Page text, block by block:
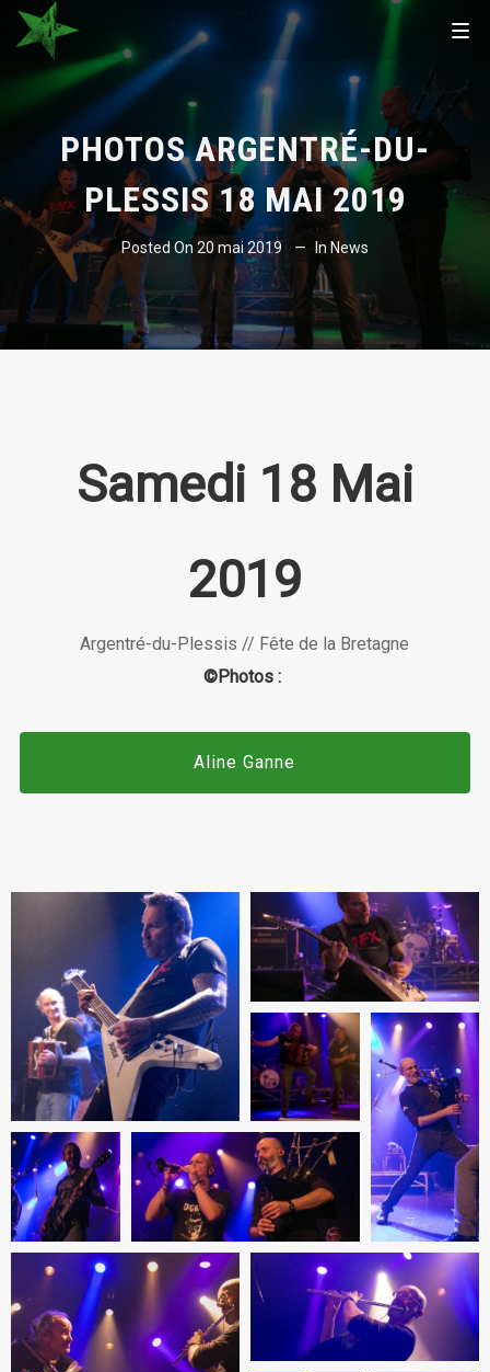
PHOTOS ARGENTRÉ-DU-
PLESSIS 18 MAI 2019
Posted On20 mai 2019 In News
Samedi 18 Mai
2019
Argentré-du-Plessis // Fête de la Bretagne
©Photos :
Aline Ganne